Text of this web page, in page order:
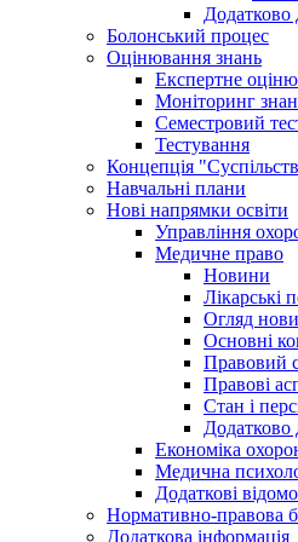
Болонський процес
Оцінювання знань
Експертне
Моніторинг
Семестровий
Тестування
Концепція
Навчальні плани
Нові напрямки освіти
Управління
Медичне право
Новини
Лікарські
Огляд
Основні
Правовий
Правові
Стан і
Додатково
Економіка
Медична
Додаткові
Нормативно-правова
Додаткова інформація